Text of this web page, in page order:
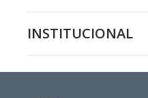
INSTITUCIONAL